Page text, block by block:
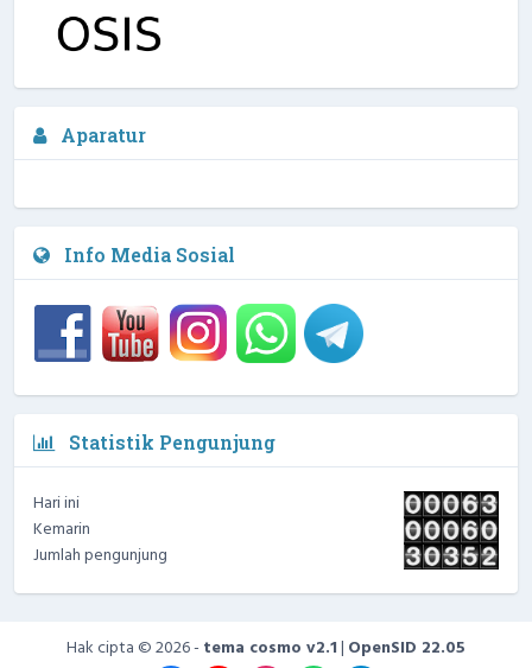
Aparatur
2 / 4
Waka Kurikulim
NIPD :
Info Media Sosial
Statistik Pengunjung
Hari ini
Kemarin
Jumlah pengunjung
Hak cipta © 2026 - tema cosmo v2.1| OpenSID 22.05